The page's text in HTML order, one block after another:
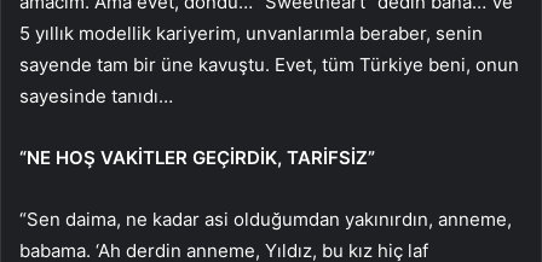
5 yıllık modellik kariyerim, unvanlarımla beraber, senin
sayende tam bir üne kavuştu. Evet, tüm Türkiye beni, onun
sayesinde tanıdı…
“NE HOŞ VAKİTLER GEÇİRDİK, TARİFSİZ”
“Sen daima, ne kadar asi olduğumdan yakınırdın, anneme,
babama. ‘Ah derdin anneme, Yıldız, bu kız hiç laf